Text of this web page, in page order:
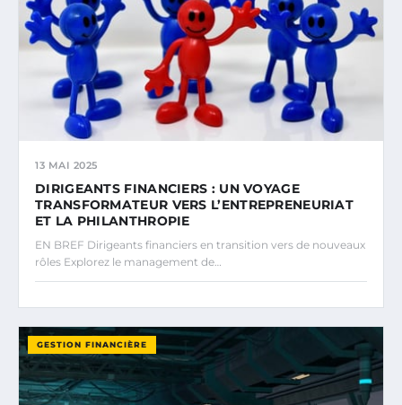
13 MAI 2025
DIRIGEANTS FINANCIERS : UN VOYAGE
TRANSFORMATEUR VERS L’ENTREPRENEURIAT
ET LA PHILANTHROPIE
EN BREF Dirigeants financiers en transition vers de nouveaux
rôles Explorez le management de…
GESTION FINANCIÈRE